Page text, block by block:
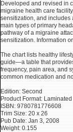
Developed and revised in
migraine health care
sensitization, and includes
main types of primary
pathway of a migraine
sensitization. Information
The chart lists healthy
guide—a table that
frequency, pain area, and
common medication and
Edition: Second
Product Format: Laminated
ISBN: 9780781776608
Trim Size: 20 x 26
Pub Date: Jan 3, 2008
Weight: 0.155